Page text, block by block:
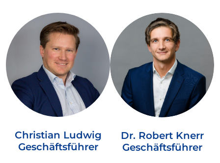
Christian Ludwig
Geschäftsführer
Dr. Robert Knerr
Geschäftsführer